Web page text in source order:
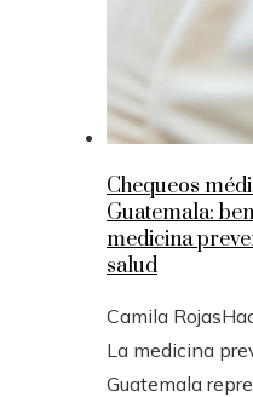
Chequeos
Guatemala:
medicina
salud
Camila Rojas
La medicina
Guatemala